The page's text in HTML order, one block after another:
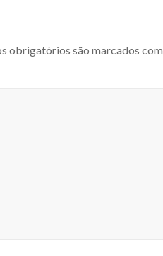
obrigatórios são marcados com